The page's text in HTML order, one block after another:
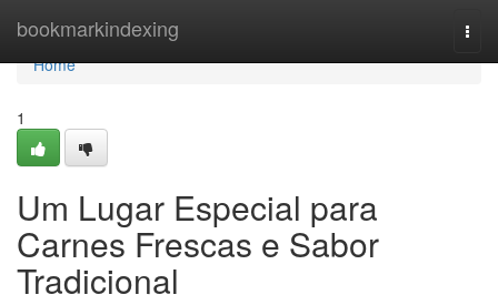
bookmarkindexing
Home
Home
1
Um Lugar Especial para
Carnes Frescas e Sabor
Tradicional